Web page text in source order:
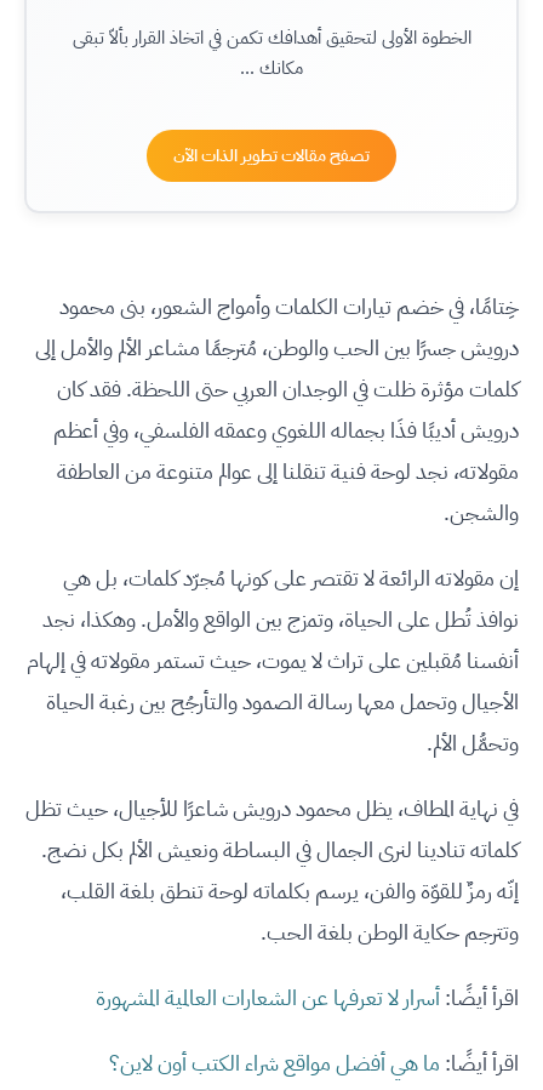
الخطوة الأولى لتحقيق أهدافك تكمن في اتخاذ القرار بألاّ تبقى
مكانك ...
تصفح مقالات تطوير الذات الآن
خِتامًا، في خضم تيارات الكلمات وأمواج الشعور، بنى محمود
درويش جسرًا بين الحب والوطن، مُترجمًا مشاعر الألم والأمل إلى
كلمات مؤثرة ظلت في الوجدان العربي حتى اللحظة. فقد كان
درويش أديبًا فذَا بجماله اللغوي وعمقه الفلسفي، وفي أعظم
مقولاته، نجد لوحة فنية تنقلنا إلى عوالم متنوعة من العاطفة
والشجن.
إن مقولاته الرائعة لا تقتصر على كونها مُجرّد كلمات، بل هي
نوافذ تُطل على الحياة، وتمزج بين الواقع والأمل. وهكذا، نجد
أنفسنا مُقبلين على تراث لا يموت، حيث تستمر مقولاته في إلهام
الأجيال وتحمل معها رسالة الصمود والتأرجُح بين رغبة الحياة
وتحمُّل الألم.
في نهاية المطاف، يظل محمود درويش شاعرًا للأجيال، حيث تظل
كلماته تنادينا لنرى الجمال في البساطة ونعيش الألم بكل نضج.
إنّه رمزٌ للقوّة والفن، يرسم بكلماته لوحة تنطق بلغة القلب،
وتترجم حكاية الوطن بلغة الحب.
اقرأ أيضًا:أسرار لا تعرفها عن الشعارات العالمية المشهورة
اقرأ أيضًا: ما هي أفضل مواقع شراء الكتب أون لاين؟